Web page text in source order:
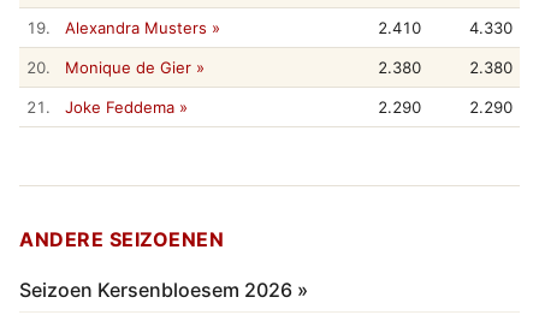
19. Alexandra Musters » 2.410 4.330
20. Monique de Gier » 2.380 2.380
21. Joke Feddema » 2.290 2.290
ANDERE SEIZOENEN
Seizoen Kersenbloesem 2026 »